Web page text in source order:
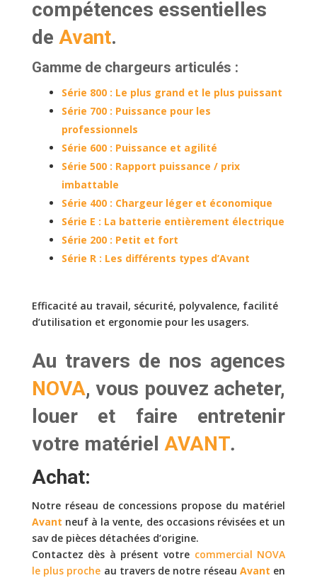
compétences essentielles
de Avant.
Gamme de chargeurs articulés :
Série 800 : Le plus grand et le plus puissant
Série 700 : Puissance pour les
professionnels
Série 600 : Puissance et agilité
Série 500 : Rapport puissance / prix
imbattable
Série 400 : Chargeur léger et économique
Série E : La batterie entièrement électrique
Série 200 : Petit et fort
Série R : Les différents types d’Avant
Efficacité au travail, sécurité, polyvalence, facilité
d’utilisation et ergonomie pour les usagers.
Au travers de nos agences
NOVA, vous pouvez acheter,
loueret faire entretenir
votre matériel AVANT.
Achat:
Notre réseau de concessions propose du matériel
Avant neuf à la vente, des occasions révisées et un
sav de pièces détachées d’origine.
Contactez dès à présent votre commercial NOVA
le plus proche au travers de notre réseau Avant en